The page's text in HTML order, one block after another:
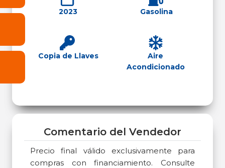
2023 Gasolina
Copia de Llaves
Aire
Acondicionado
Comentario del Vendedor
Precio final válido exclusivamente para
compras con financiamiento. Consulte